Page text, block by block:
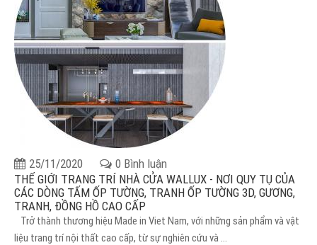
25/11/2020
0 Bình luận
THẾ GIỚI TRANG TRÍ NHÀ CỬA WALLUX - NƠI QUY TỤ CỦA
CÁC DÒNG TẤM ỐP TƯỜNG, TRANH ỐP TƯỜNG 3D, GƯƠNG,
TRANH, ĐỒNG HỒ CAO CẤP
Trở thành thương hiệu Made in Viet Nam, với những sản phẩm và vật
liệu trang trí nội thất cao cấp, từ sự nghiên cứu và ...